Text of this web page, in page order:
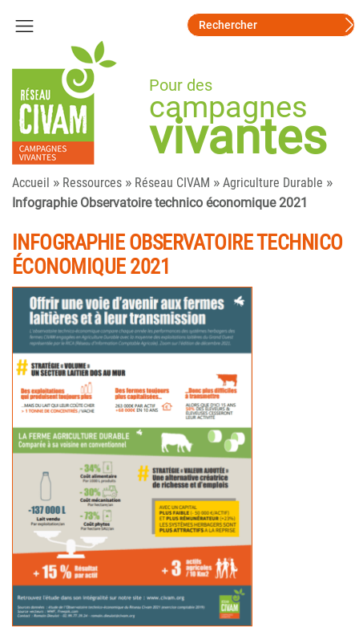
Pour des
campagnes
vivantes
Accueil » Ressources » Réseau CIVAM » Agriculture Durable »
Infographie Observatoire technico économique 2021
INFOGRAPHIE OBSERVATOIRE TECHNICO
ÉCONOMIQUE 2021